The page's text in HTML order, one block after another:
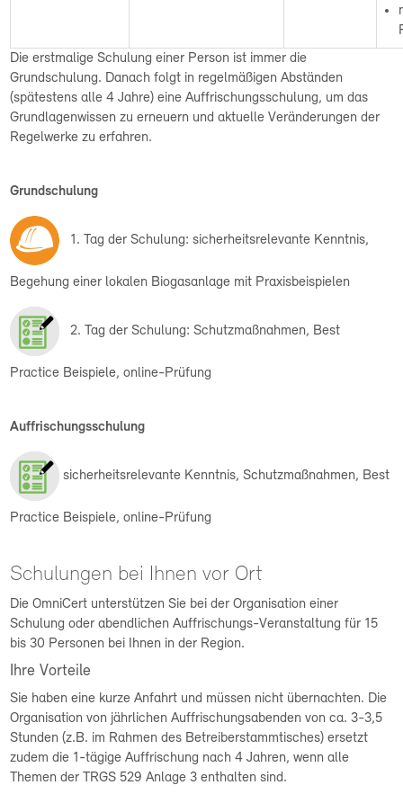
Die erstmalige Schulung einer Person ist immer die
Grundschulung. Danach folgt in regelmäßigen Abständen
(spätestens alle 4 Jahre) eine Auffrischungsschulung, um das
Grundlagenwissen zu erneuern und aktuelle Veränderungen der
Regelwerke zu erfahren.
Grundschulung
1. Tag der Schulung: sicherheitsrelevante Kenntnis,
Begehung einer lokalen Biogasanlage mit Praxisbeispielen
2. Tag der Schulung: Schutzmaßnahmen, Best
Practice Beispiele, online-Prüfung
Auffrischungsschulung
sicherheitsrelevante Kenntnis, Schutzmaßnahmen, Best
Practice Beispiele, online-Prüfung
Schulungen bei Ihnen vor Ort
Die OmniCert unterstützen Sie bei der Organisation einer
Schulung oder abendlichen Auffrischungs-Veranstaltung für 15
bis 30 Personen bei Ihnen in der Region.
Ihre Vorteile
Sie haben eine kurze Anfahrt und müssen nicht übernachten. Die
Organisation von jährlichen Auffrischungsabenden von ca. 3-3,5
Stunden (z.B. im Rahmen des Betreiberstammtisches) ersetzt
zudem die 1-tägige Auffrischung nach 4 Jahren, wenn alle
Themen der TRGS 529 Anlage 3 enthalten sind.